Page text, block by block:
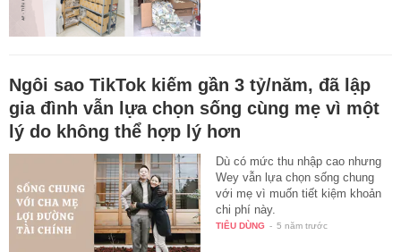
Ngôi sao TikTok kiếm gần 3 tỷ/năm, đã lập
gia đình vẫn lựa chọn sống cùng mẹ vì một
lý do không thể hợp lý hơn
Dù có mức thu nhập cao nhưng
Wey vẫn lựa chọn sống chung
với mẹ vì muốn tiết kiệm khoản
chi phí này.
TIÊU DÙNG - 5 năm trước